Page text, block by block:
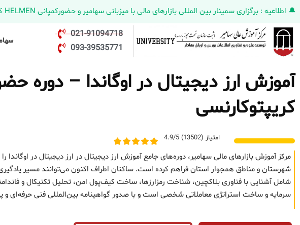
🔔 اطلاعیه : برگزاری سمینار بین المللی بازارهای مالی با میزبانی سهامیر و حضورکمپانی HELMEN کانادا و مدیر ارشد FINESENCE اتریش
021-91094718
093-39535771
آموزش ارز دیجیتال در اوگاندا – دوره
کریپتوکارنسی
امتیاز (13502) 4.9/5
مرکز آموزش بازارهای مالی سهامیر، دوره‌های جامع آموزش ارز دیجیتال در ارز دیجیتال در
شهرستان و مناطق همجوار استان فراهم کرده است. ساکنان اطراف اکنون می‌توانند مسیر یادگیری
شامل آشنایی با فناوری بلاکچین، شناخت رمزارزها، ساخت کیف‌پول امن، تحلیل تکنیکال و
سرمایه و ساخت استراتژی معاملاتی شخصی است و با صدور گواهینامه بین‌المللی فنی حرفه‌ای و